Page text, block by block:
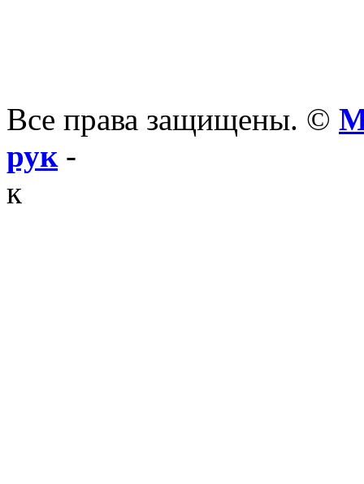
Все права защищены. ©
рук-
к